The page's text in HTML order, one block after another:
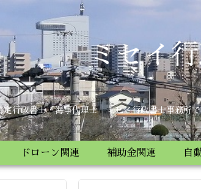
ミセイ
定行政書士・海事代理士 ミセイ行政書士事務所
ドローン関連 補助金関連 自